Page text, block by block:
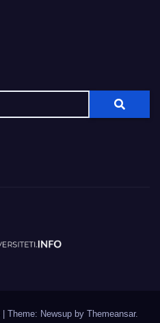
Theme: Newsup by Themeansar.